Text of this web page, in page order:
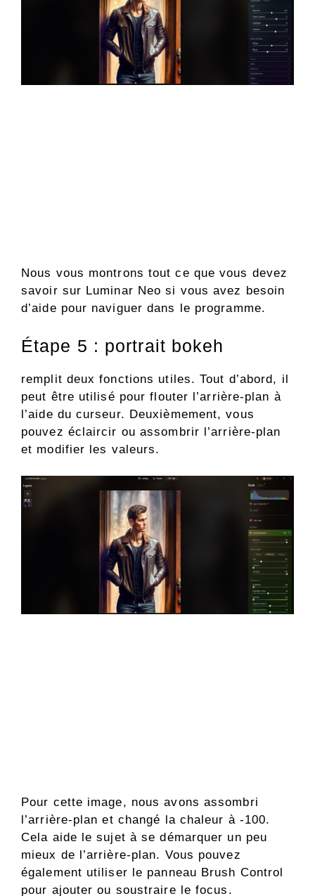
Nous vous montrons tout ce que vous devez
savoir sur Luminar Neo si vous avez besoin
d’aide pour naviguer dans le programme.
Étape 5 : portrait bokeh
remplit deux fonctions utiles. Tout d’abord, il
peut être utilisé pour flouter l’arrière-plan à
l’aide du curseur. Deuxièmement, vous
pouvez éclaircir ou assombrir l’arrière-plan
et modifier les valeurs.
Pour cette image, nous avons assombri
l’arrière-plan et changé la chaleur à -100.
Cela aide le sujet à se démarquer un peu
mieux de l’arrière-plan. Vous pouvez
également utiliser le panneau Brush Control
pour ajouter ou soustraire le focus.